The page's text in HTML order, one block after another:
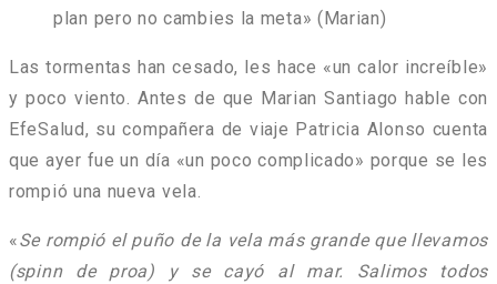
plan pero no cambies la meta» (Marian)
Las tormentas han cesado, les hace «un calor increíble»
y poco viento. Antes de que Marian Santiago hable con
EfeSalud, su compañera de viaje Patricia Alonso cuenta
que ayer fue un día «un poco complicado» porque se les
rompió una nueva vela.
«Se rompió el puño de la vela más grande que llevamos
(spinn de proa) y se cayó al mar. Salimos todos